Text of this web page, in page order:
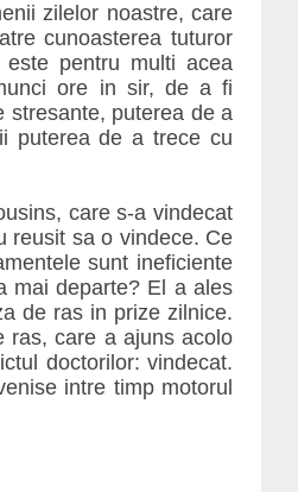
zilelor noastre, care
cunoasterea tuturor
pentru multi acea
ore in sir, de a fi
stresante, puterea de a
puterea de a trece cu
care s-a vindecat
reusit sa o vindece. Ce
sunt ineficiente
mai departe? El a ales
de ras in prize zilnice.
ras, care a ajuns acolo
doctorilor: vindecat.
intre timp motorul